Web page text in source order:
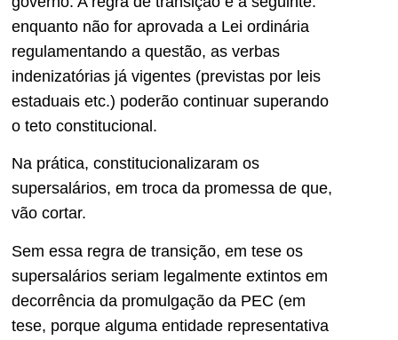
enquanto não for aprovada a Lei ordinária
regulamentando a questão, as verbas
indenizatórias já vigentes (previstas por leis
estaduais etc.) poderão continuar superando
o teto constitucional.
Na prática, constitucionalizaram os
supersalários, em troca da promessa de que,
vão cortar.
Sem essa regra de transição, em tese os
supersalários seriam legalmente extintos em
decorrência da promulgação da PEC (em
tese, porque alguma entidade representativa